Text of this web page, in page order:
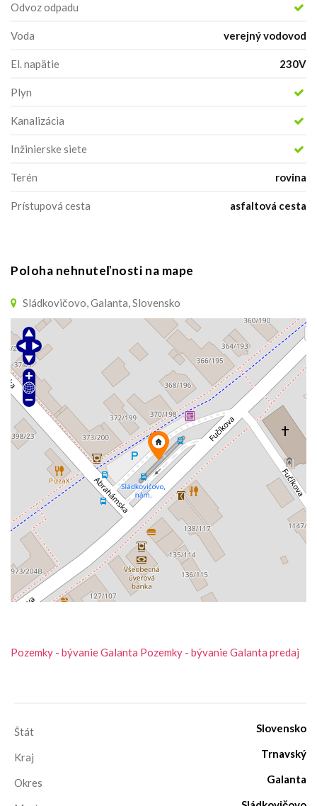
Odvoz odpadu
Voda verejný vodovod
El. napätie 230V
Plyn
Kanalizácia
Inžinierske siete
Terén rovina
Prístupová cesta asfaltová cesta
Poloha nehnuteľnosti na mape
Sládkovičovo, Galanta, Slovensko
Pozemky - bývanieGalanta Pozemky - bývanie Galanta predaj
Štát Slovensko
Kraj Trnavský
Okres Galanta